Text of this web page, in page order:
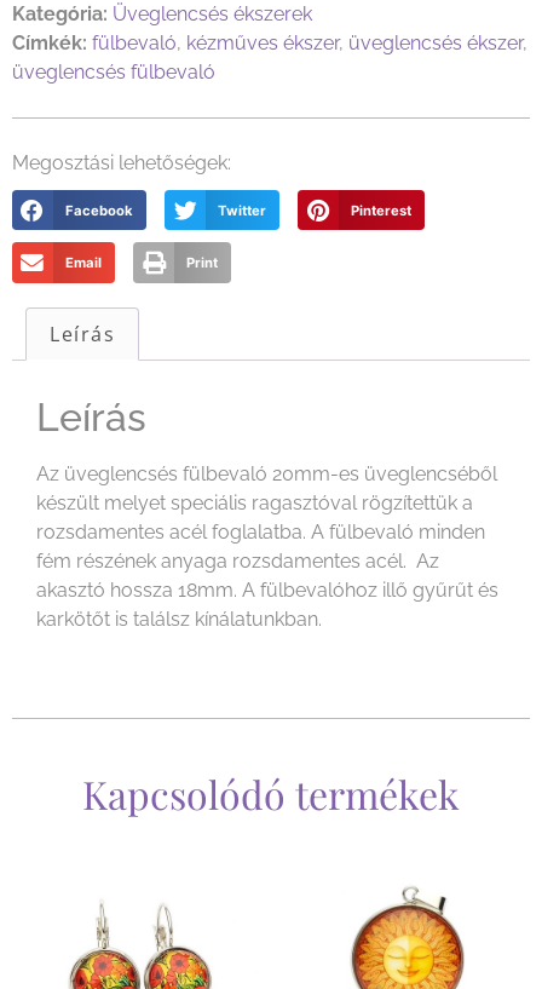
Kategória: Üveglencsés ékszerek
Címkék: fülbevaló, kézműves ékszer, üveglencsés ékszer,
üveglencsés fülbevaló
Megosztási lehetőségek:
Facebook Twitter Pinterest
Email Print
Leírás
Leírás
Az üveglencsés fülbevaló 20mm-es üveglencséből
készült melyet speciális ragasztóval rögzítettük a
rozsdamentes acél foglalatba. A fülbevaló minden
fém részének anyaga rozsdamentes acél. Az
akasztó hossza 18mm. A fülbevalóhoz illő gyűrűt és
karkötőt is találsz kínálatunkban.
Kapcsolódó termékek